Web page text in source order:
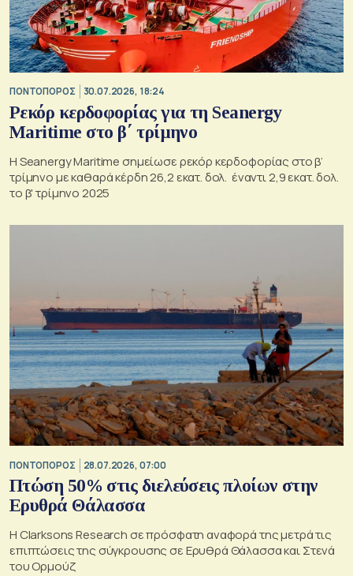
ΠΟΝΤΟΠΟΡΟΣ 30.07.2026, 18:24
Ρεκόρ κερδοφορίας για τη Seanergy
Maritime στο β΄ τρίμηνο
Η Seanergy Maritime σημείωσε ρεκόρ κερδοφορίας στο β’
τρίμηνο με καθαρά κέρδη 26,2 εκατ. δολ. έναντι 2,9 εκατ. δολ.
το β' τρίμηνο 2025
ΠΟΝΤΟΠΟΡΟΣ 28.07.2026, 07:00
Πτώση 50% στις διελεύσεις πλοίων στην
Ερυθρά Θάλασσα
Η Clarksons Research σε πρόσφατη αναφορά της μετρά τις
επιπτώσεις της σύγκρουσης σε Ερυθρά Θάλασσα και Στενά
του Ορμούζ